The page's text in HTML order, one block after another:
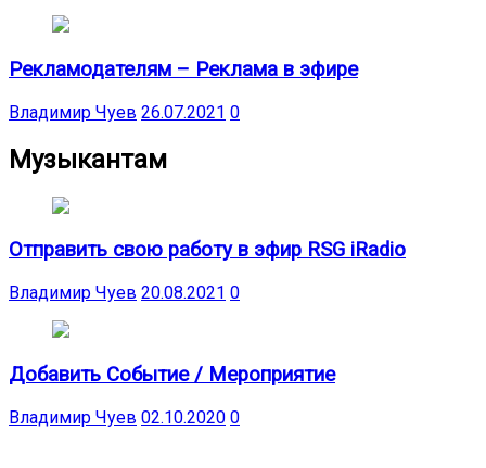
Рекламодателям – Реклама в эфире
Владимир Чуев 26.07.2021 0
Музыкантам
Отправить свою работу в эфир RSG iRadio
Владимир Чуев 20.08.2021 0
Добавить Событие / Мероприятие
Владимир Чуев 02.10.2020 0